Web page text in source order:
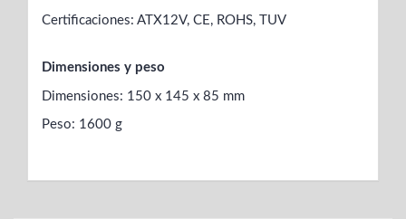
Certificaciones: ATX12V, CE, ROHS, TUV
Dimensiones y peso
Dimensiones: 150 x 145 x 85 mm
Peso: 1600 g